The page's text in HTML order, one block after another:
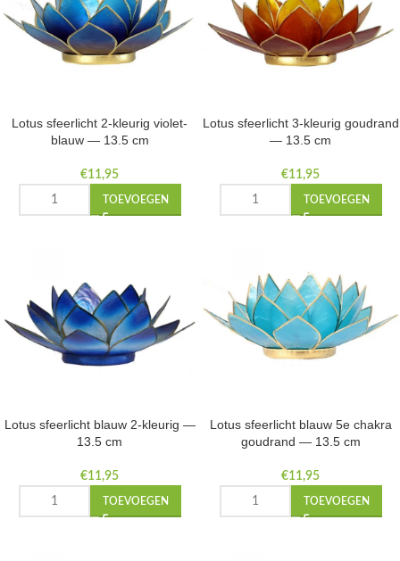
Lotus sfeerlicht 2-kleurig violet-
blauw — 13.5 cm
€11,95
TOEVOEGEN
Lotus sfeerlicht 3-kleurig goudrand
— 13.5 cm
€11,95
TOEVOEGEN
Lotus sfeerlicht blauw 2-kleurig —
13.5 cm
€11,95
TOEVOEGEN
Lotus sfeerlicht blauw 5e chakra
goudrand — 13.5 cm
€11,95
TOEVOEGEN